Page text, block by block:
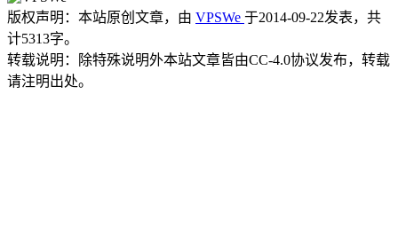
版权声明： 本站原创文章，由 VPSWe 于2014-09-22发表，共
计5313字。
转载说明：
除特殊说明外本站文章皆由CC-4.0协议发布，转载
请注明出处。